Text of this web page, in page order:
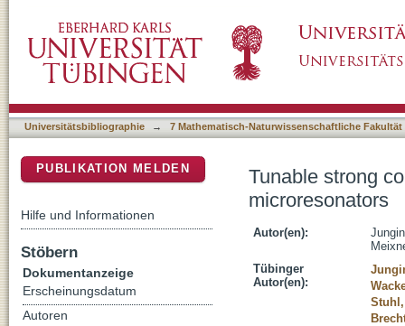
Universitätsbibliographie → 7 Mathematisch-Naturwissenschaftliche Fakultät
Tunable strong
microresonators
Autor(en):
Tübinger
Autor(en):
PUBLIKATION MELDEN
Hilfe und Informationen
Stöbern
Dokumentanzeige
Erscheinungsdatum
Autoren